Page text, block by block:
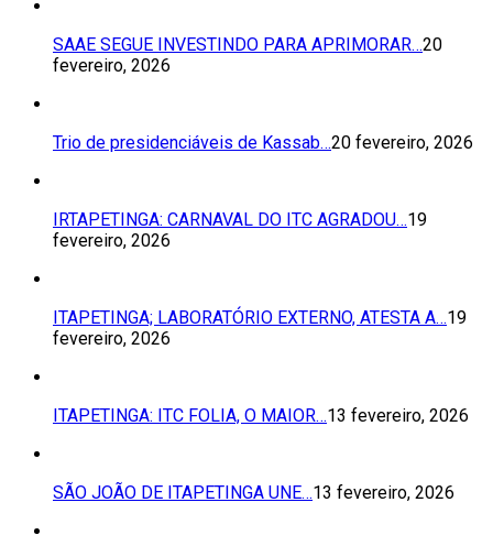
SAAE SEGUE INVESTINDO PARA APRIMORAR…20
fevereiro, 2026
Trio de presidenciáveis de Kassab…20 fevereiro, 2026
IRTAPETINGA: CARNAVAL DO ITC AGRADOU…19
fevereiro, 2026
ITAPETINGA; LABORATÓRIO EXTERNO, ATESTA A…19
fevereiro, 2026
ITAPETINGA: ITC FOLIA, O MAIOR…13 fevereiro, 2026
SÃO JOÃO DE ITAPETINGA UNE…13 fevereiro, 2026